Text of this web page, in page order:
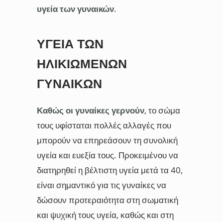
υγεία των γυναικών.
ΥΓΕΊΑ ΤΩΝ
ΗΛΙΚΙΩΜΈΝΩΝ
ΓΥΝΑΙΚΏΝ
Καθώς οι γυναίκες γερνούν, το σώμα
τους υφίσταται πολλές αλλαγές που
μπορούν να επηρεάσουν τη συνολική
υγεία και ευεξία τους. Προκειμένου να
διατηρηθεί η βέλτιστη υγεία μετά τα 40,
είναι σημαντικό για τις γυναίκες να
δώσουν προτεραιότητα στη σωματική
και ψυχική τους υγεία, καθώς και στη